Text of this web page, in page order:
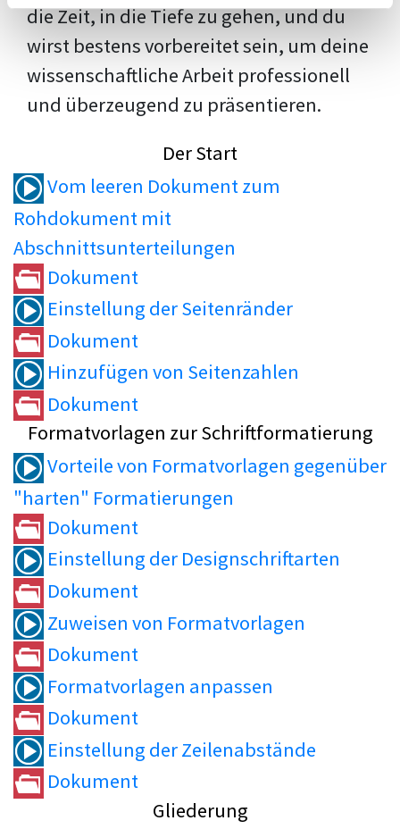
die Zeit, in die Tiefe zu gehen, und du
wirst bestens vorbereitet sein, um deine
wissenschaftliche Arbeit professionell
und überzeugend zu präsentieren.
Der Start
Vom leeren Dokument zum
Rohdokument mit
Abschnittsunterteilungen
Dokument
Einstellung der Seitenränder
Dokument
Hinzufügen von Seitenzahlen
Dokument
Formatvorlagen zur Schriftformatierung
Vorteile von Formatvorlagen gegenüber
"harten" Formatierungen
Dokument
Einstellung der Designschriftarten
Dokument
Zuweisen von Formatvorlagen
Dokument
Formatvorlagen anpassen
Dokument
Einstellung der Zeilenabstände
Dokument
Gliederung